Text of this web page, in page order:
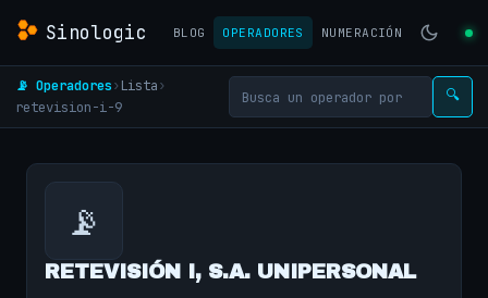
Sinologic BLOG OPERADORES NUMERACIÓN
📡 Operadores› Lista›
retevision-i-9
🔍
📡
RETEVISIÓN I, S.A. UNIPERSONAL